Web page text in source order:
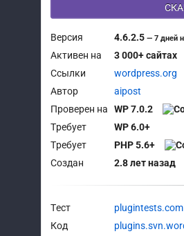
Версия 4.6.2.5—7 дней
Активен на
3 000+ сайтах
Ссылки
wordpress.org
Автор
aipost
Проверен на
WP 7.0.2
Требует
WP 6.0+
Требует
PHP 5.6+
Создан
2.8 лет назад
Тест
plugintests.com
Код